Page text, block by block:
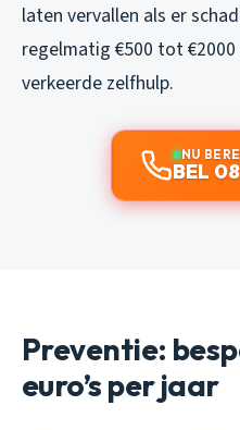
laten vervallen als er
regelmatig €500 tot
verkeerde zelfhulp.
NU
BEL
Preventie:
euro’s per jaar